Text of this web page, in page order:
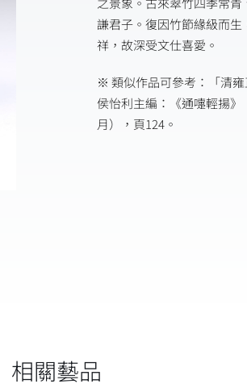
謙君子。復因竹節緣級而
祥，故深受文仕喜愛。
※ 類似作品可參考：「清
侯怡利主編：《通嚏輕揚
月），頁124。
相關藝品